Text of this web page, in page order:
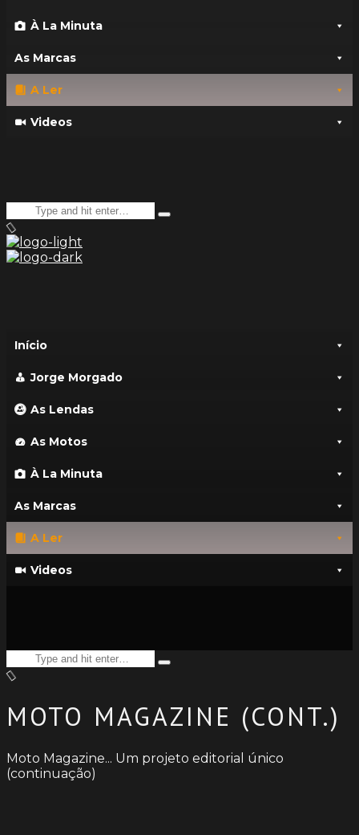
À La Minuta
As Marcas
A Ler
Videos
Search
for:
Type
Início
Jorge Morgado
As Lendas
As Motos
À La Minuta
As Marcas
A Ler
Videos
Search
for:
Type
MOTO MAGAZINE (CONT.)
Moto Magazine... Um projeto editorial único
(continuação)